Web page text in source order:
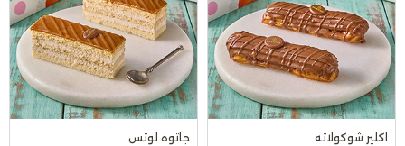
اكلير شوكولاته جاتوه لوتس